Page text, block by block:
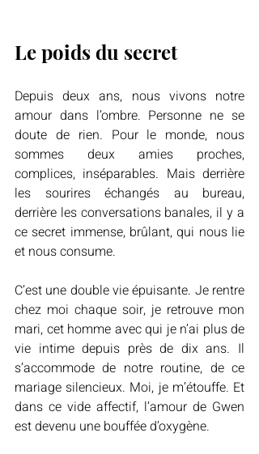
Le poids du secret
Depuis deux ans, nous vivons notre
amour dans l’ombre. Personne ne se
doute de rien. Pour le monde, nous
sommes deux amies proches,
complices, inséparables. Mais derrière
les sourires échangés au bureau,
derrière les conversations banales, il y a
ce secret immense, brûlant, qui nous lie
et nous consume.
C’est une double vie épuisante. Je rentre
chez moi chaque soir, je retrouve mon
mari, cet homme avec qui je n’ai plus de
vie intime depuis près de dix ans. Il
s’accommode de notre routine, de ce
mariage silencieux. Moi, je m’étouffe. Et
dans ce vide affectif, l’amour de Gwen
est devenu une bouffée d’oxygène.